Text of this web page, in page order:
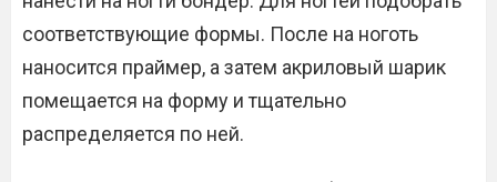
соответствующие формы. После на ноготь
наносится праймер, а затем акриловый шарик
помещается на форму и тщательно
распределяется по ней.